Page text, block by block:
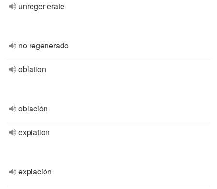
unregenerate
no regenerado
oblation
oblación
expiation
expiación